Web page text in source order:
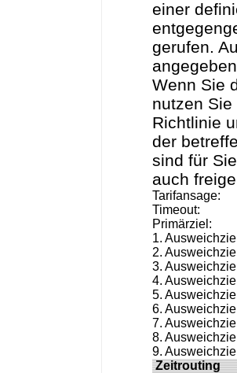
einer
gerufen.
Wenn Sie
nutzen
Richtlinie
der
sind für
auch
Tarifansage:
Timeout:
Primärziel:
1.
2.
3.
4.
5.
6.
7.
8.
Zeitrouting